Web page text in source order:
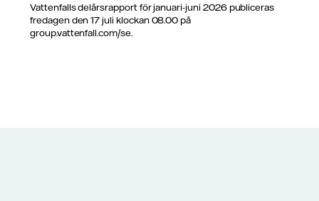
Vattenfalls delårsrapport för januari-juni 2026 publiceras
fredagen den 17 juli klockan 08.00 på
group.vattenfall.com/se.